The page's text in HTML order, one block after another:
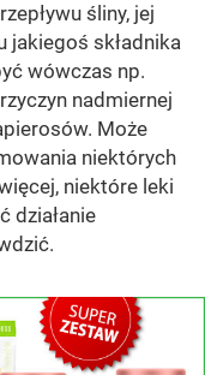
śliny, jej
jakiegoś składnika
wówczas np.
nadmiernej
Może
niektórych
niektóre leki
działanie